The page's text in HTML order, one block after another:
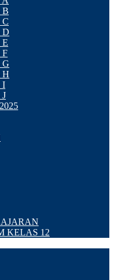
B
D
F
H
I
KELAS 12